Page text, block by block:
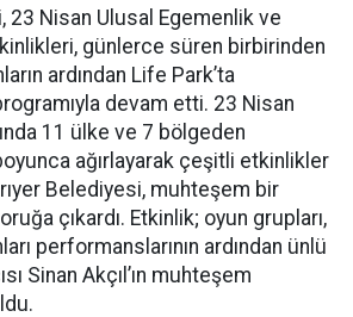
23 Nisan Ulusal Egemenlik ve
günlerce süren birbirinden
ardından Life Park’ta
devam etti. 23 Nisan
11 ülke ve 7 bölgeden
ağırlayarak çeşitli etkinlikler
Belediyesi, muhteşem bir
çıkardı. Etkinlik; oyun grupları,
performanslarının ardından ünlü
Sinan Akçıl’ın muhteşem